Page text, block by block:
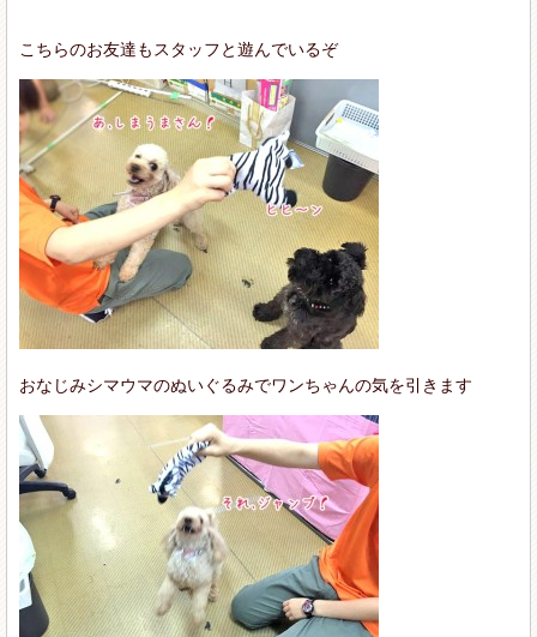
こちらのお友達もスタッフと遊んでいるぞ
おなじみシマウマのぬいぐるみでワンちゃんの気を引きます